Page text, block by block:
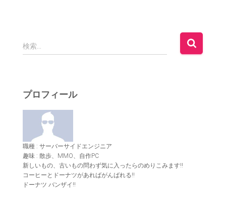
検
索
検索…
プロフィール
職種 : サーバーサイドエンジニア
趣味 : 散歩、MMO、自作PC
新しいもの、古いもの問わず気に入ったらのめりこみます!!
コーヒーとドーナツがあればがんばれる!!
ドーナツ バンザイ!!